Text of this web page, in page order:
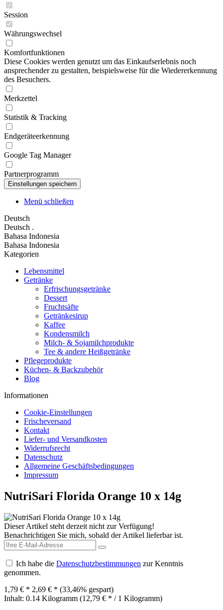
Session
Währungswechsel
Komfortfunktionen
Diese Cookies werden genutzt um das Einkaufserlebnis noch
ansprechender zu gestalten, beispielsweise für die Wiedererkennung
des Besuchers.
Merkzettel
Statistik & Tracking
Endgeräteerkennung
Google Tag Manager
Partnerprogramm
Menü schließen
Deutsch
Deutsch .
Bahasa Indonesia
Bahasa Indonesia
Kategorien
Lebensmittel
Getränke
Erfrischungsgetränke
Dessert
Fruchtsäfte
Getränkesirup
Kaffee
Kondensmilch
Milch- & Sojamilchprodukte
Tee & andere Heißgetränke
Pflegeprodukte
Küchen- & Backzubehör
Blog
Informationen
Cookie-Einstellungen
Frischeversand
Kontakt
Liefer- und Versandkosten
Widerrufsrecht
Datenschutz
Allgemeine Geschäftsbedingungen
Impressum
NutriSari Florida Orange 10 x 14g
Dieser Artikel steht derzeit nicht zur Verfügung!
Benachrichtigen Sie mich, sobald der Artikel lieferbar ist.
Ich habe die Datenschutzbestimmungen zur Kenntnis
genommen.
1,79 € * 2,69 € * (33,46% gespart)
Inhalt: 0.14 Kilogramm (12,79 € * / 1 Kilogramm)